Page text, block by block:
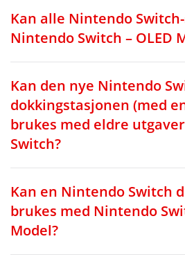
Kan alle Nintendo
Nintendo Switch – OLED
Kan den nye Nintendo
dokkingstasjonen (med
brukes med eldre
Switch?
Kan en Nintendo Switch
brukes med Nintendo
Model?